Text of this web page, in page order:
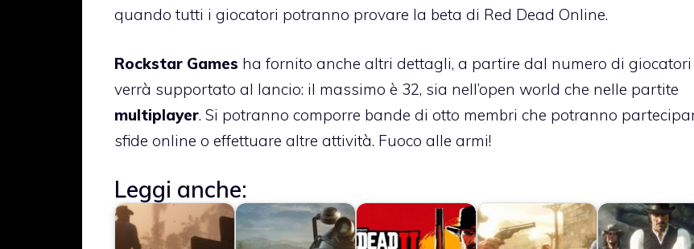
quando tutti i giocatori potranno provare la beta di Red Dead Online.
Rockstar Games ha fornito anche altri dettagli, a partire dal numero di giocatori
verrà supportato al lancio: il massimo è 32, sia nell’open world che nelle partite
multiplayer. Si potranno comporre bande di otto membri che potranno
sfide online o effettuare altre attività. Fuoco alle armi!
Leggi anche: